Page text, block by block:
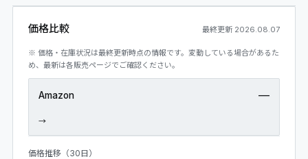
価格比較 最終更新 2026.08.07
※ 価格・在庫状況は最終更新時点の情報です。変動している場合があるた
め、最新は各販売ページでご確認ください。
Amazon —
→
価格推移（30日）